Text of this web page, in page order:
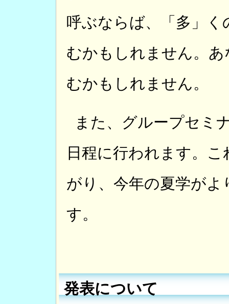
呼ぶならば、「多」
むかもしれません。
むかもしれません。
また、グループセミ
日程に行われます。
がり、今年の夏学が
す。
発表について